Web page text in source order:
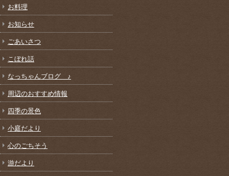
お料理
お知らせ
ごあいさつ
こぼれ話
なっちゃんブログ ♪
周辺のおすすめ情報
四季の景色
小庭だより
心のごちそう
游だより